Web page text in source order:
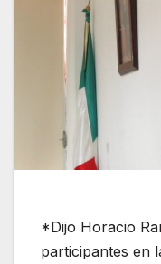
*Dijo Horacio
participantes en